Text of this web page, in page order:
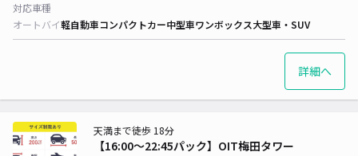
対応車種
オートバイ軽自動車コンパクトカー中型車ワンボックス大型車・SUV
詳細へ
【16:00～22:45パック】OIT梅田タワー
天満まで徒歩 18分